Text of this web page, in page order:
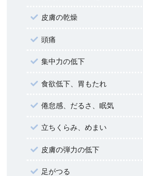
皮膚の乾燥
頭痛
集中力の低下
食欲低下、胃もたれ
倦怠感、だるさ、眠気
立ちくらみ、めまい
皮膚の弾力の低下
足がつる